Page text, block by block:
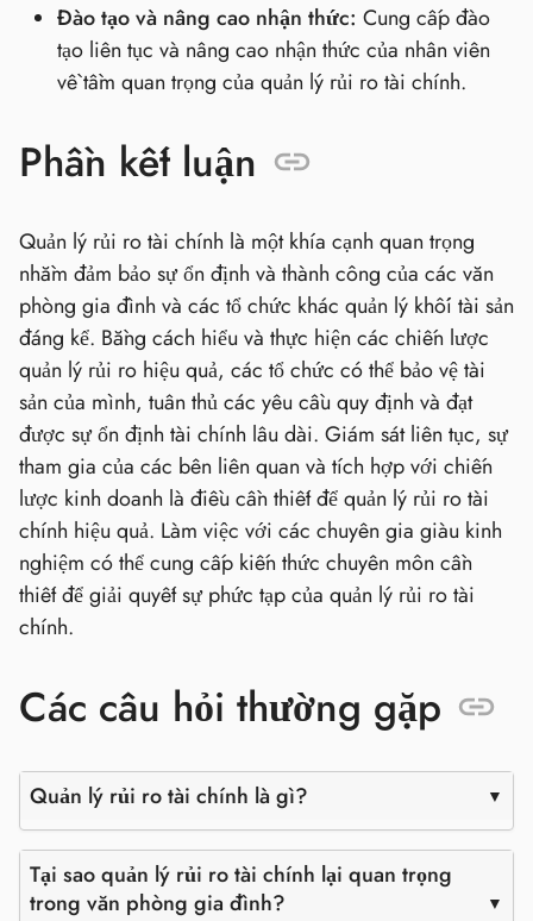
Đào tạo và nâng cao nhận thức: Cung cấp đào
tạo liên tục và nâng cao nhận thức của nhân viên
về tầm quan trọng của quản lý rủi ro tài chính.
Phần kết luận
Quản lý rủi ro tài chính là một khía cạnh quan trọng
nhằm đảm bảo sự ổn định và thành công của các văn
phòng gia đình và các tổ chức khác quản lý khối tài sản
đáng kể. Bằng cách hiểu và thực hiện các chiến lược
quản lý rủi ro hiệu quả, các tổ chức có thể bảo vệ tài
sản của mình, tuân thủ các yêu cầu quy định và đạt
được sự ổn định tài chính lâu dài. Giám sát liên tục, sự
tham gia của các bên liên quan và tích hợp với chiến
lược kinh doanh là điều cần thiết để quản lý rủi ro tài
chính hiệu quả. Làm việc với các chuyên gia giàu kinh
nghiệm có thể cung cấp kiến thức chuyên môn cần
thiết để giải quyết sự phức tạp của quản lý rủi ro tài
chính.
Các câu hỏi thường gặp
Quản lý rủi ro tài chính là gì?
Tại sao quản lý rủi ro tài chính lại quan trọng
trong văn phòng gia đình?